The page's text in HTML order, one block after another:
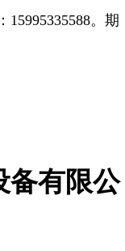
15995335588。期
备有限公